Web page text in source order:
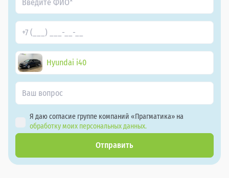
Hyundai i40
Я даю согласие группе компаний «Прагматика» на
обработку моих персональных данных.
Отправить